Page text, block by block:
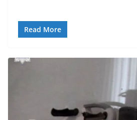
Read More